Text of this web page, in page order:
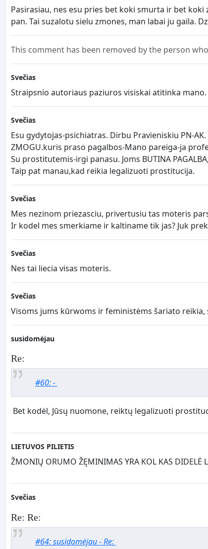
Pasirasiau, nes esu pries bet koki smurta ir bet
pan. Tai suzalotu sielu zmones, man labai ju gaila.
This comment has been removed by the person
Svečias
Straipsnio autoriaus paziuros visiskai atitinka mano.
Svečias
Esu gydytojas-psichiatras. Dirbu Pravieniskiu PN-
ZMOGU.kuris praso pagalbos-Mano pareiga-ja
Su prostitutemis-irgi panasu. Joms BUTINA
Taip pat manau,kad reikia legalizuoti prostitucija.
Svečias
Mes nezinom priezasciu, privertusiu tas moteris
Ir kodel mes smerkiame ir kaltiname tik jas? Juk
Svečias
Nes tai liecia visas moteris.
Svečias
Visoms jums kūrwoms ir feministėms šariato
susidomėjau
Re:
#60: -
Bet kodėl, Jūsų nuomone, reiktų legalizuoti
LIETUVOS PILIETIS
ŽMONIŲ ORUMO ŽĘMINIMAS YRA KOL KAS DIDELĖ
Svečias
Re: Re:
#64: susidomėjau - Re: